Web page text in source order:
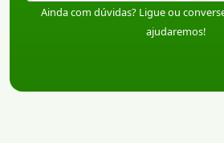
Ainda com dúvidas? Ligue ou
ajudaremos!